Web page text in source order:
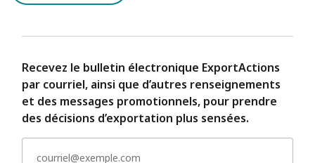
Recevez le bulletin électronique ExportActions
par courriel, ainsi que d’autres renseignements
et des messages promotionnels, pour prendre
des décisions d’exportation plus sensées.